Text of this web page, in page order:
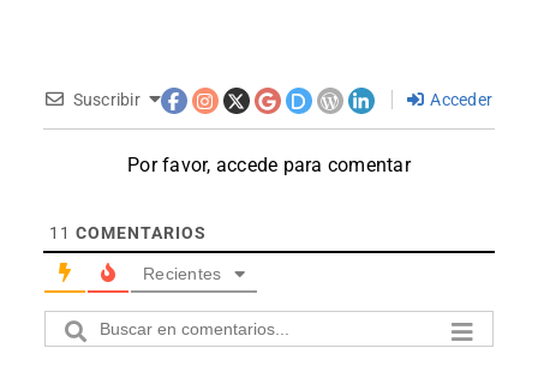
Suscribir Acceder
Por favor, accede para comentar
11 COMENTARIOS
Recientes